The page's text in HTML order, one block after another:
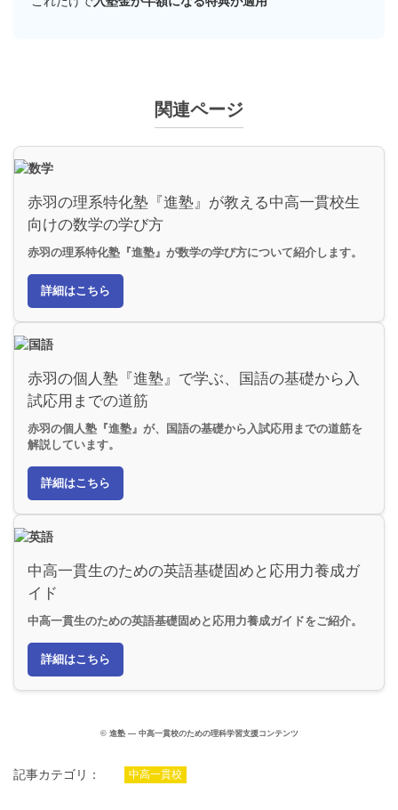
関連ページ
赤羽の理系特化塾『進塾』が教える中高一貫校生
向けの数学の学び方
赤羽の理系特化塾『進塾』が数学の学び方について紹介します。
詳細はこちら
赤羽の個人塾『進塾』で学ぶ、国語の基礎から入
試応用までの道筋
赤羽の個人塾『進塾』が、国語の基礎から入試応用までの道筋を
解説しています。
詳細はこちら
中高一貫生のための英語基礎固めと応用力養成ガ
イド
中高一貫生のための英語基礎固めと応用力養成ガイドをご紹介。
詳細はこちら
© 進塾 — 中高一貫校のための理科学習支援コンテンツ
記事カテゴリ： 中高一貫校